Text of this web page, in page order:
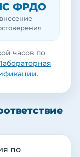
ФРДО
внесение
часов по
.
по